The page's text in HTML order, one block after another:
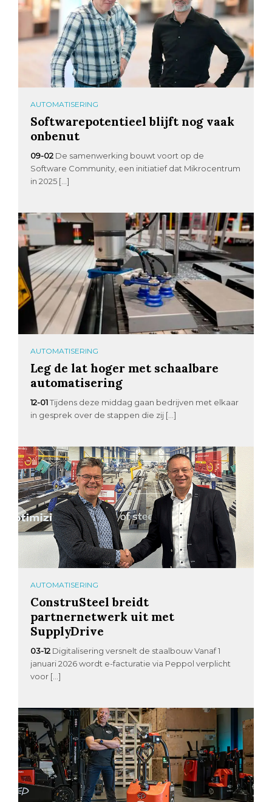
AUTOMATISERING
Softwarepotentieel blijft nog vaak
onbenut
09-02 De samenwerking bouwt voort op de
Software Community, een initiatief dat Mikrocentrum
in 2025 […]
AUTOMATISERING
Leg de lat hoger met schaalbare
automatisering
12-01 Tijdens deze middag gaan bedrijven met elkaar
in gesprek over de stappen die zij […]
AUTOMATISERING
ConstruSteel breidt
partnernetwerk uit met
SupplyDrive
03-12 Digitalisering versnelt de staalbouw Vanaf 1
januari 2026 wordt e-facturatie via Peppol verplicht
voor […]